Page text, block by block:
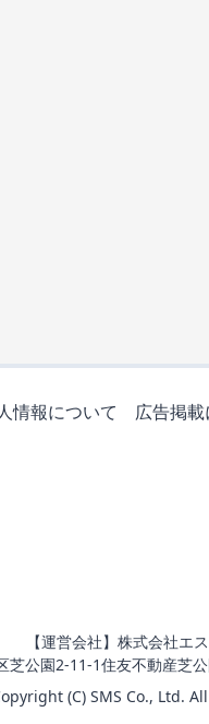
情報について 広告掲
【運営会社】株式会社エ
公園2-11-1住友不動産芝
(C) SMS Co., Ltd.